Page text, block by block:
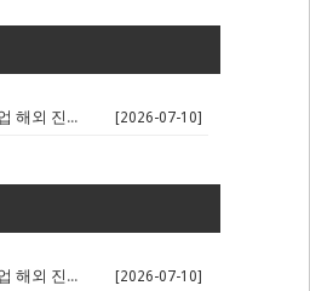
🌍 경기 AI 스타트업 해외 진출 판... [2026-07-10]
🌍 경기 AI 스타트업 해외 진출 판... [2026-07-10]